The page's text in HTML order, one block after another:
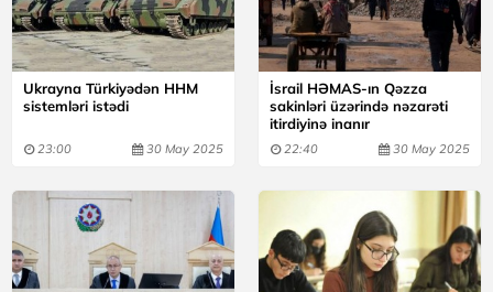
Ukrayna Türkiyədən HHM
sistemləri istədi
23:00 30 May 2025
İsrail HƏMAS-ın Qəzza
sakinləri üzərində nəzarəti
itirdiyinə inanır
22:40 30 May 2025